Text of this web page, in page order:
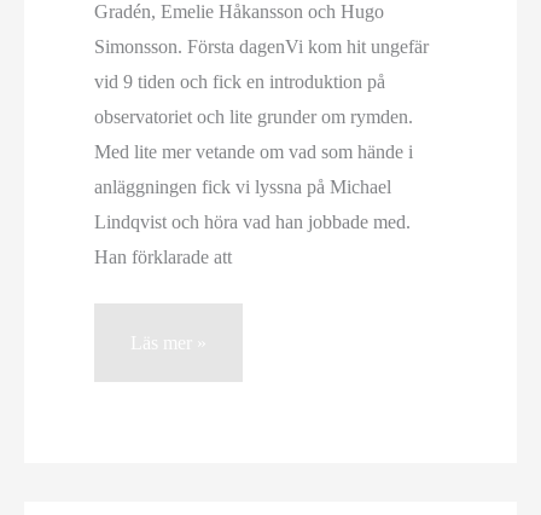
Gradén, Emelie Håkansson och Hugo
Simonsson. Första dagenVi kom hit ungefär
vid 9 tiden och fick en introduktion på
observatoriet och lite grunder om rymden.
Med lite mer vetande om vad som hände i
anläggningen fick vi lyssna på Michael
Lindqvist och höra vad han jobbade med.
Han förklarade att
Prao
2013
Läs mer »